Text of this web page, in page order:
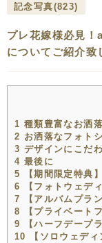
記念写真(823)
プレ花嫁様必見！
についてご紹介
1 種類豊富なお洒
2 お洒落なフォト
3 デザインにこだ
4 最後に
5 【期間限定特典】
6 【フォトウェデ
7 【アルバムプラ
8 【プライベート
9 【ハーフデープ
10
【ソロウェディ